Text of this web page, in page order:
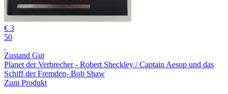
€ 3
50
Zustand Gut
Planet der Verbrecher - Robert Sheckley / Captain Aesop und das
Schiff der Fremden- Bob Shaw
Zum Produkt